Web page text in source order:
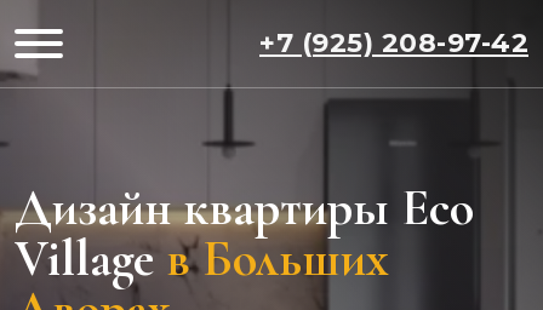
+7 (925) 208-97-42
Дизайн квартиры Eco
Villageв Больших